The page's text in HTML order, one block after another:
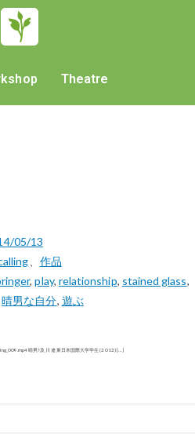
Theatre
05/13
作品
,play, relationship, stained glass,
晴男な自分, 遊ぶ
晴男?​ 及川 遼 東日本国際大学学生 (2012) […]